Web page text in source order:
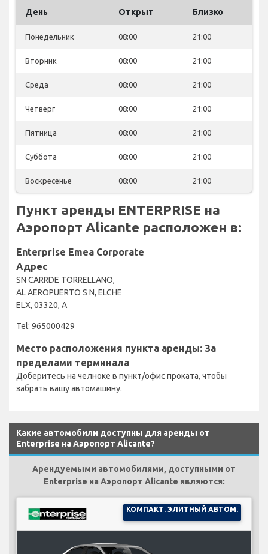
День Открыт Близко
Понедельник 08:00 21:00
Вторник 08:00 21:00
Среда 08:00 21:00
Четверг 08:00 21:00
Пятница 08:00 21:00
Суббота 08:00 21:00
Воскресенье 08:00 21:00
Пункт аренды ENTERPRISE на
Аэропорт Alicante расположен в:
Enterprise Emea Corporate
Адрес
SN CARRDE TORRELLANO,
AL AEROPUERTO S N, ELCHE
ELX, 03320, A
Tel: 965000429
Место расположения пункта аренды: За
пределами терминала
Доберитесь на челноке в пункт/офис проката, чтобы
забрать вашу автомашину.
Какие автомобили доступны для аренды от
Enterprise на Аэропорт Alicante?
Арендуемыми автомобилями, доступными от
Enterprise на Аэропорт Alicante являются:
КОМПАКТ. ЭЛИТНЫЙ АВТОМ.